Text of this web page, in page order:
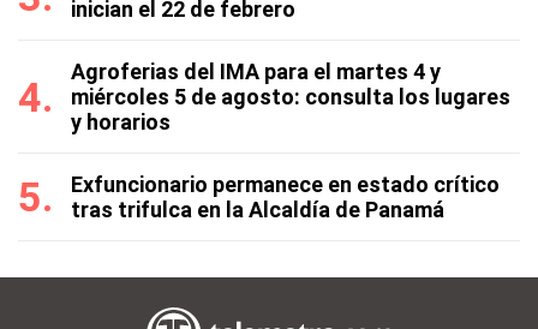
inician el 22 de febrero
Agroferias del IMA para el martes 4 y
miércoles 5 de agosto: consulta los lugares
y horarios
Exfuncionario permanece en estado crítico
tras trifulca en la Alcaldía de Panamá